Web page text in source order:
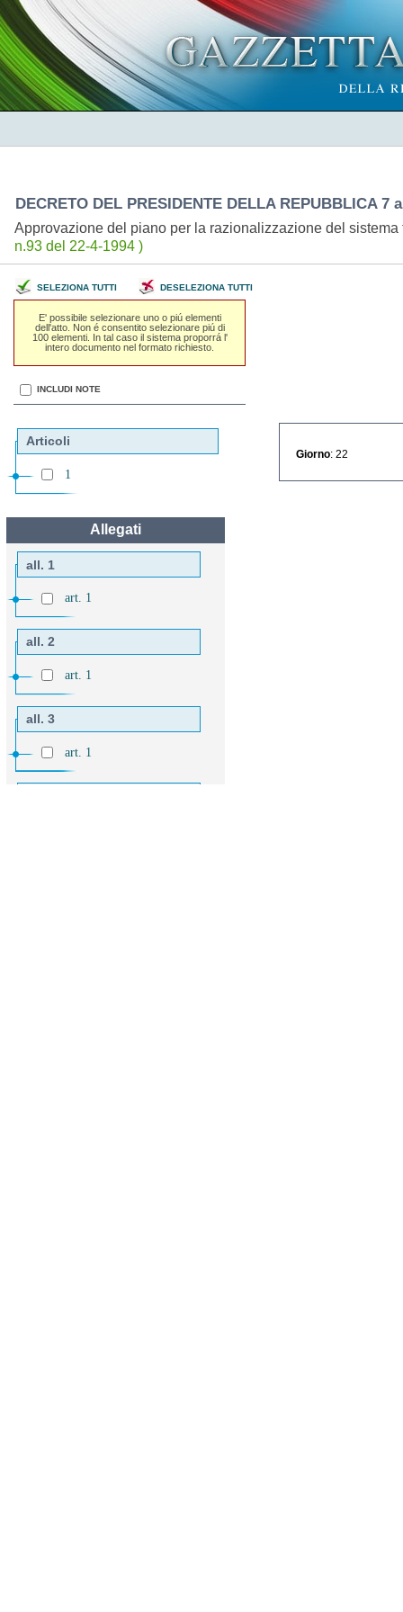
DECRETO DEL PRESIDENTE DELLA REPUBBLICA 7
Approvazione del piano per la razionalizzazione del
n.93 del 22-4-1994 )
SELEZIONA TUTTI DESELEZIONA TUTTI
E' possibile selezionare uno o piú elementi
dell'atto. Non é consentito selezionare piú di
100 elementi. In tal caso il sistema proporrá l'
intero documento nel formato richiesto.
INCLUDI NOTE
Articoli
1
Allegati
all. 1
art. 1
all. 2
art. 1
all. 3
art. 1
Giorno : 22